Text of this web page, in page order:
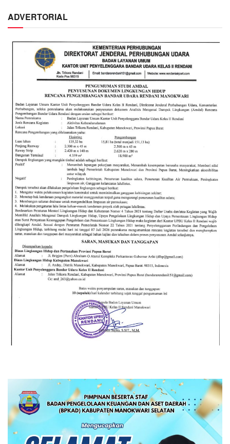
ADVERTORIAL